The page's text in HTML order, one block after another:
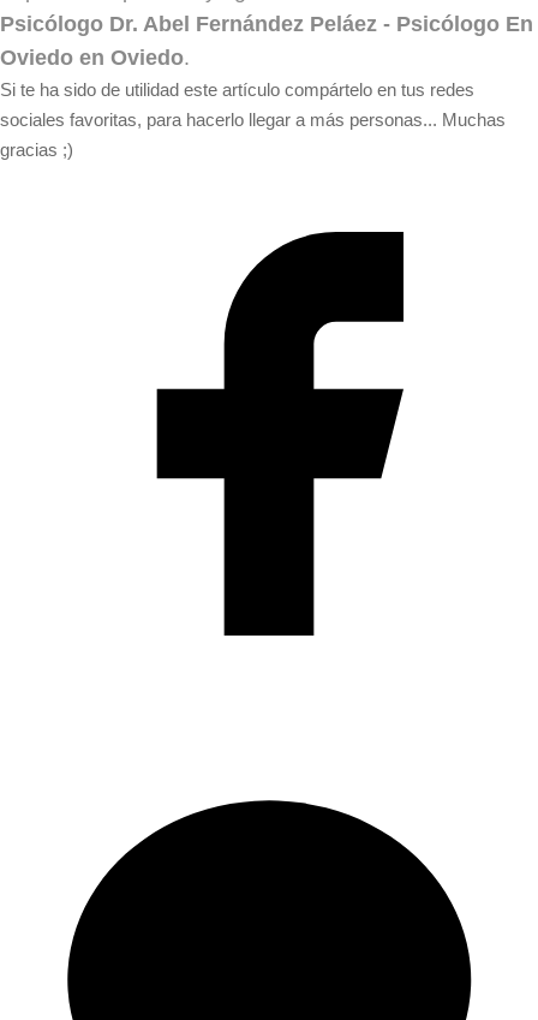
Psicólogo Dr. Abel Fernández Peláez - Psicólogo En
Oviedo en Oviedo.
Si te ha sido de utilidad este artículo compártelo en tus redes
sociales favoritas, para hacerlo llegar a más personas... Muchas
gracias ;)